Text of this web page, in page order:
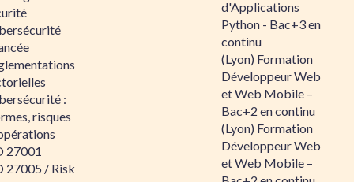
:
risques
27001
27005 / Risk
d'Applications
Python - Bac+3 en
continu
(Lyon) Formation
Développeur Web
et Web Mobile –
Bac+2 en continu
(Lyon) Formation
Développeur Web
et Web Mobile –